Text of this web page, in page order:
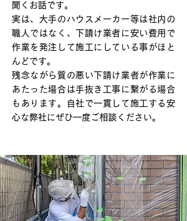
聞くお話です。
実は、大手のハウスメーカー等は社内の
職人ではなく、下請け業者に安い費用で
作業を発注して施工にしている事がほと
んどです。
残念ながら質の悪い下請け業者が作業に
あたった場合は手抜き工事に繋がる場合
もあります。自社で一貫して施工する安
心な弊社にぜひ一度ご相談ください。